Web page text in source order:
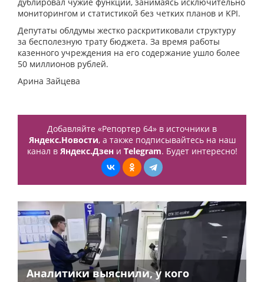
мониторингом и статистикой без четких планов и KPI.
Депутаты облдумы жестко раскритиковали структуру
за бесполезную трату бюджета. За время работы
казенного учреждения на его содержание ушло более
50 миллионов рублей.
Арина Зайцева
Добавляйте «Репортер 64» в источники в
Яндекс.Новости, а также подписывайтесь на наш
канал в Яндекс.Дзени Telegram. Будет интересно!
Аналитики выяснили, у кого